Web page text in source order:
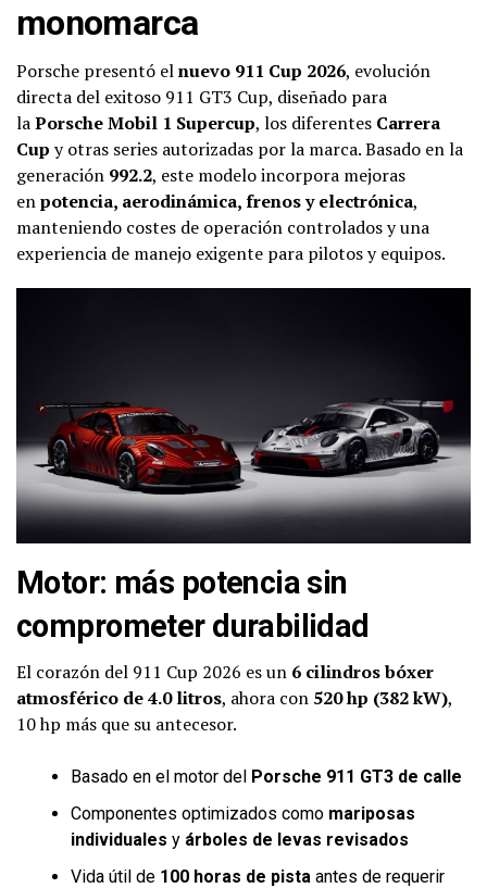
monomarca
Porsche presentó elnuevo 911 Cup 2026, evolución
directa del exitoso 911 GT3 Cup, diseñado para
laPorsche Mobil 1 Supercup, los diferentes Carrera
Cup y otras series autorizadas por la marca. Basado en la
generación 992.2, este modelo incorpora mejoras
enpotencia, aerodinámica, frenos y electrónica,
manteniendo costes de operación controlados y una
experiencia de manejo exigente para pilotos y equipos.
Motor: más potencia sin
comprometer durabilidad
El corazón del 911 Cup 2026 es un 6 cilindros bóxer
atmosférico de 4.0 litros, ahora con 520 hp (382 kW),
10 hp más que su antecesor.
Basado en el motor del Porsche 911 GT3 de calle
Componentes optimizados como mariposas
individuales y árboles de levas revisados
Vida útil de 100 horas de pista antes de requerir